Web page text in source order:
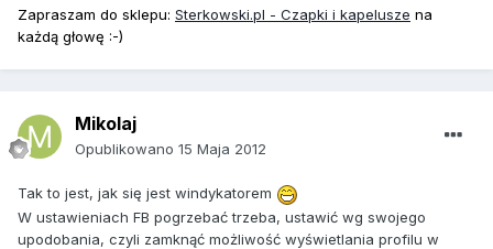
Zapraszam do sklepu: Sterkowski.pl - Czapki i kapelusze na
każdą głowę :-)
Mikolaj
Opublikowano 15 Maja 2012
Tak to jest, jak się jest windykatorem
W ustawieniach FB pogrzebać trzeba, ustawić wg swojego
upodobania, czyli zamknąć możliwość wyświetlania profilu w